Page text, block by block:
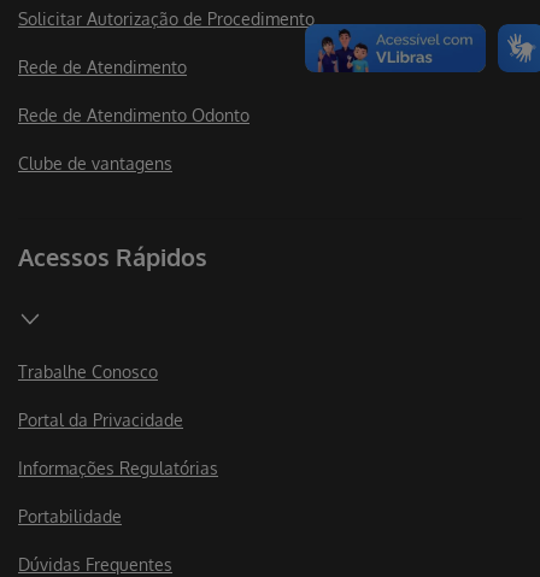
Solicitar Autorização de Procedimento
Rede de Atendimento
Rede de Atendimento Odonto
Clube de vantagens
Acessos Rápidos
Trabalhe Conosco
Portal da Privacidade
Informações Regulatórias
Portabilidade
Dúvidas Frequentes